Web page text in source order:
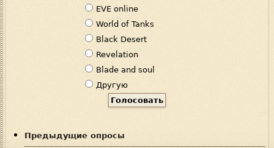
р
и
а
н
т
ы
EVE online
World of Tanks
Black Desert
Revelation
Blade and soul
Другую
Предыдущие опросы